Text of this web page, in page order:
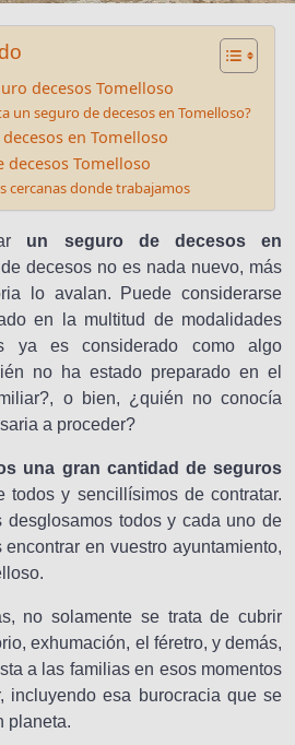
decesos Tomelloso
un seguro de decesos en Tomelloso?
en Tomelloso
decesos Tomelloso
cercanas donde trabajamos
un seguro de decesos en
decesos no es nada nuevo, más
lo avalan. Puede considerarse
en la multitud de modalidades
ya es considerado como algo
no ha estado preparado en el
o bien, ¿quién no conocía
a proceder?
una gran cantidad de seguros
todos y sencillísimos de contratar.
desglosamos todos y cada uno de
en vuestro ayuntamiento,
no solamente se trata de cubrir
exhumación, el féretro, y demás,
a las familias en esos momentos
incluyendo esa burocracia que se
planeta.